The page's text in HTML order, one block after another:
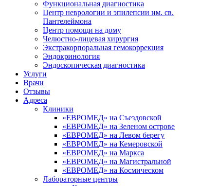
Функциональная диагностика
Центр неврологии и эпилепсии им. св.
Пантелеймона
Центр помощи на дому
Челюстно-лицевая хирургия
Экстракорпоральная гемокоррекция
Эндокринология
Эндоскопическая диагностика
Услуги
Врачи
Отзывы
Адреса
Клиники
«ЕВРОМЕД» на Съездовской
«ЕВРОМЕД» на Зеленом острове
«ЕВРОМЕД» на Левом берегу
«ЕВРОМЕД» на Кемеровской
«ЕВРОМЕД» на Маркса
«ЕВРОМЕД» на Магистральной
«ЕВРОМЕД» на Космическом
Лабораторные центры